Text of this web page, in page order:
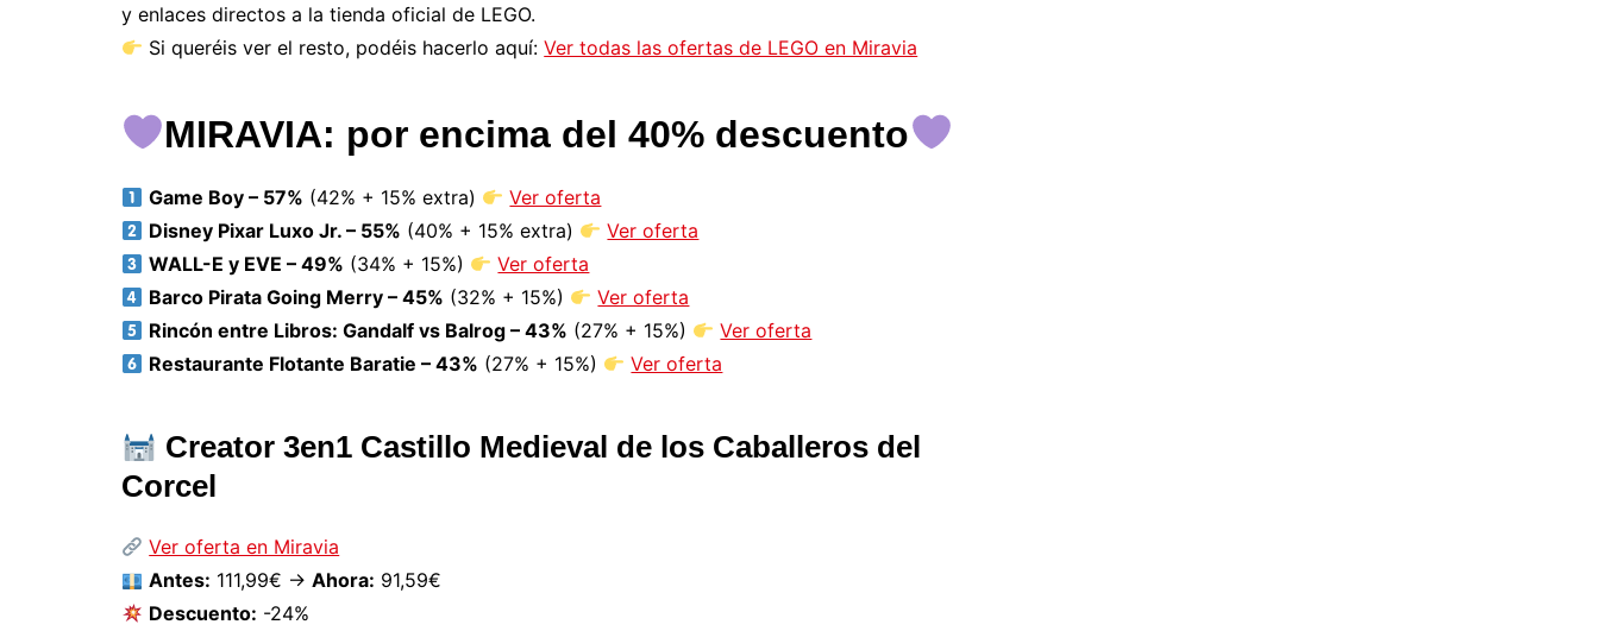
y enlaces directos a la tienda oficial de LEGO.
Si queréis ver el resto, podéis hacerlo aquí:Ver todas las ofertas de LEGO en Miravia
MIRAVIA: por encima del 40% descuento
Game Boy – 57% (42% + 15% extra)
Ver oferta
Disney Pixar Luxo Jr. – 55% (40% + 15% extra)
Ver oferta
WALL-E y EVE – 49% (34% + 15%)
Ver oferta
Barco Pirata Going Merry – 45% (32% + 15%)
Ver oferta
Rincón entre Libros: Gandalf vs Balrog – 43% (27% + 15%)
Ver oferta
Restaurante Flotante Baratie – 43% (27% + 15%) Ver oferta
Creator 3en1 Castillo Medieval de los Caballeros del
Corcel
Ver oferta en Miravia
Antes: 111,99€ →Ahora: 91,59€
Descuento: -24%